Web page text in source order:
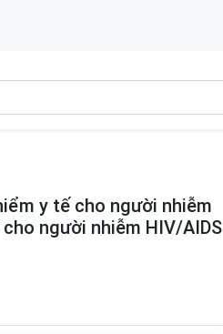
y tế cho người nhiễm
người nhiễm HIV/AIDS